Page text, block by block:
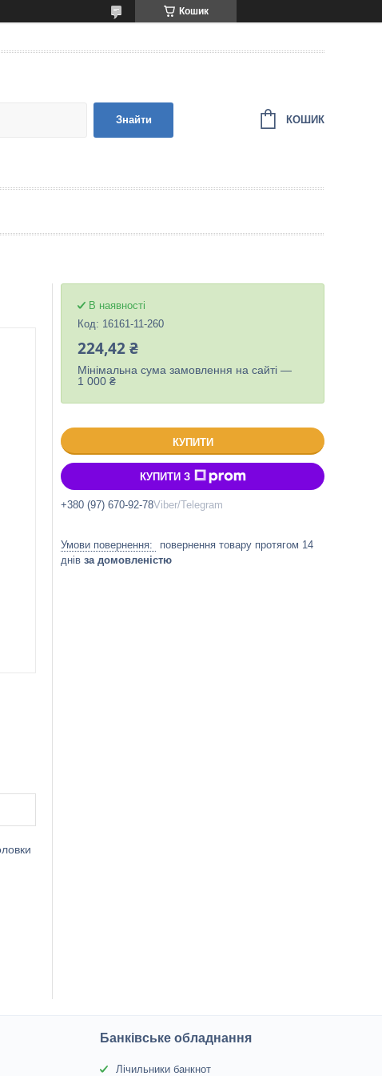
Кошик
Знайти КОШИК
В наявності
Код: 16161-11-260
224,42 ₴
Мінімальна сума замовлення на сайті —
1 000 ₴
КУПИТИ
КУПИТИ З
+380 (97) 670-92-78Viber/Telegram
повернення товару протягом 14
днів за домовленістю
Банківське обладнання
Лічильники банкнот